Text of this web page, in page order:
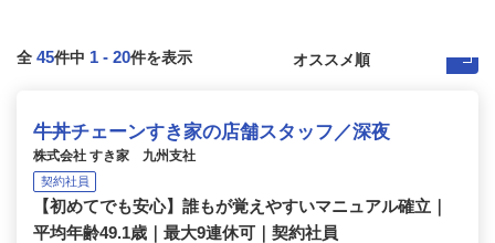
全 45件中 1 - 20件を表示
牛丼チェーンすき家の店舗スタッフ／深夜
株式会社 すき家 九州支社
契約社員
【初めてでも安心】誰もが覚えやすいマニュアル確立｜
平均年齢49.1歳｜最大9連休可｜契約社員